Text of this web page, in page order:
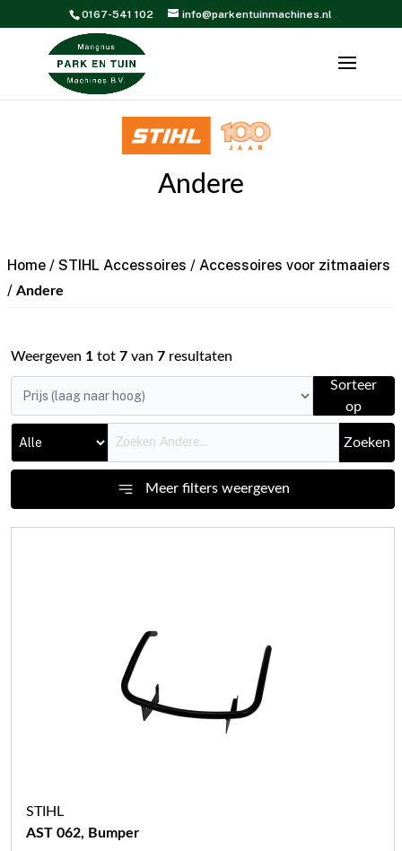
0167-541 102 info@parkentuinmachines.nl
Andere
Home / STIHL Accessoires / Accessoires voor zitmaaiers
/ Andere
Weergeven 1 tot 7 van 7 resultaten
Sorteer
op
Zoeken
Meer filters weergeven
STIHL
AST 062, Bumper